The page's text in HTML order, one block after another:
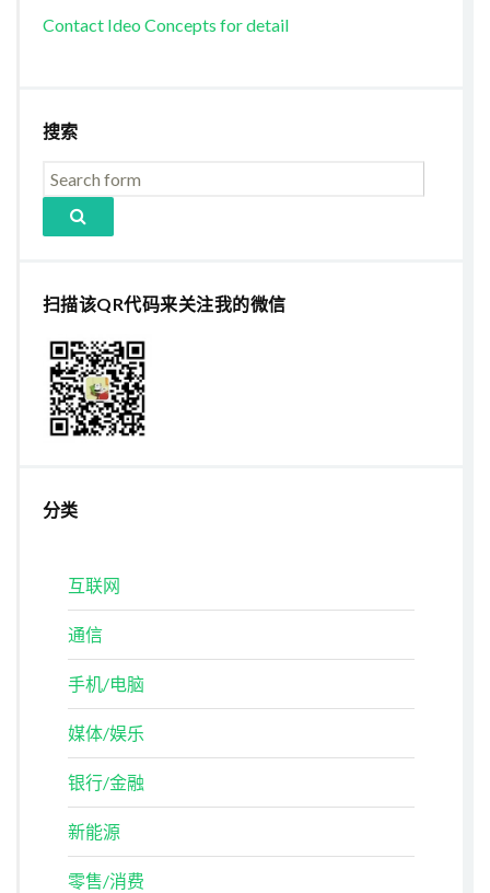
Contact Ideo Concepts for detail
搜索
扫描该QR代码来关注我的微信
分类
互联网
通信
手机/电脑
媒体/娱乐
银行/金融
新能源
零售/消费